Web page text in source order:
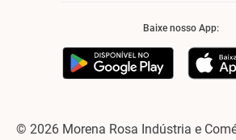
Baixe nosso App:
© 2026 Morena Rosa Indústria e